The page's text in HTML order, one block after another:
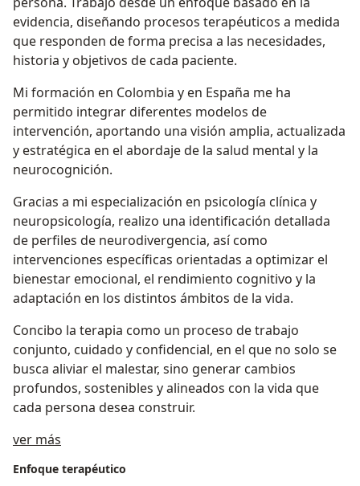
evidencia, diseñando procesos terapéuticos a medida
que responden de forma precisa a las necesidades,
historia y objetivos de cada paciente.
Mi formación en Colombia y en España me ha
permitido integrar diferentes modelos de
intervención, aportando una visión amplia, actualizada
y estratégica en el abordaje de la salud mental y la
neurocognición.
Gracias a mi especialización en psicología clínica y
neuropsicología, realizo una identificación detallada
de perfiles de neurodivergencia, así como
intervenciones específicas orientadas a optimizar el
bienestar emocional, el rendimiento cognitivo y la
adaptación en los distintos ámbitos de la vida.
Concibo la terapia como un proceso de trabajo
conjunto, cuidado y confidencial, en el que no solo se
busca aliviar el malestar, sino generar cambios
profundos, sostenibles y alineados con la vida que
cada persona desea construir.
ver más
Enfoque terapéutico